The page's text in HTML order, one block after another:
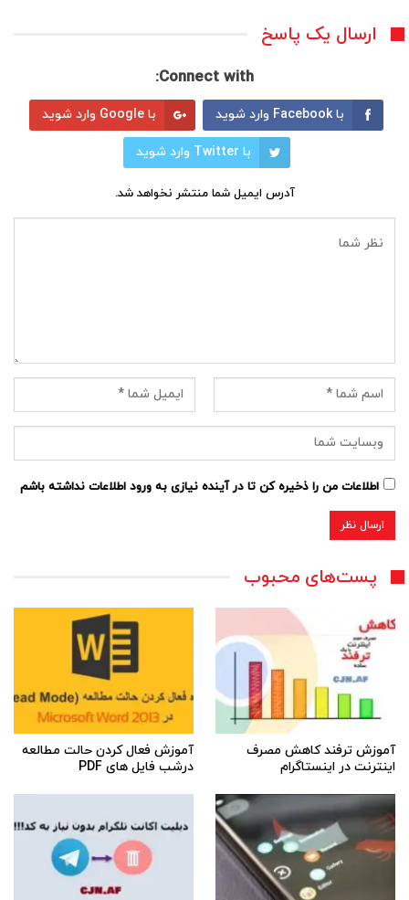
ارسال یک پاسخ
Connect with:
با Facebook وارد شوید با Google وارد شوید
با Twitter وارد شوید
آدرس ایمیل شما منتشر نخواهد شد.
اطلاعات من را ذخیره کن تا در آینده نیازی به ورود اطلاعات نداشته باشم
پست‌های محبوب
آموزش ترفند کاهش مصرف
اینترنت در اینستاگرام
آموزش فعال کردن حالت مطالعه
درشب فایل های PDF